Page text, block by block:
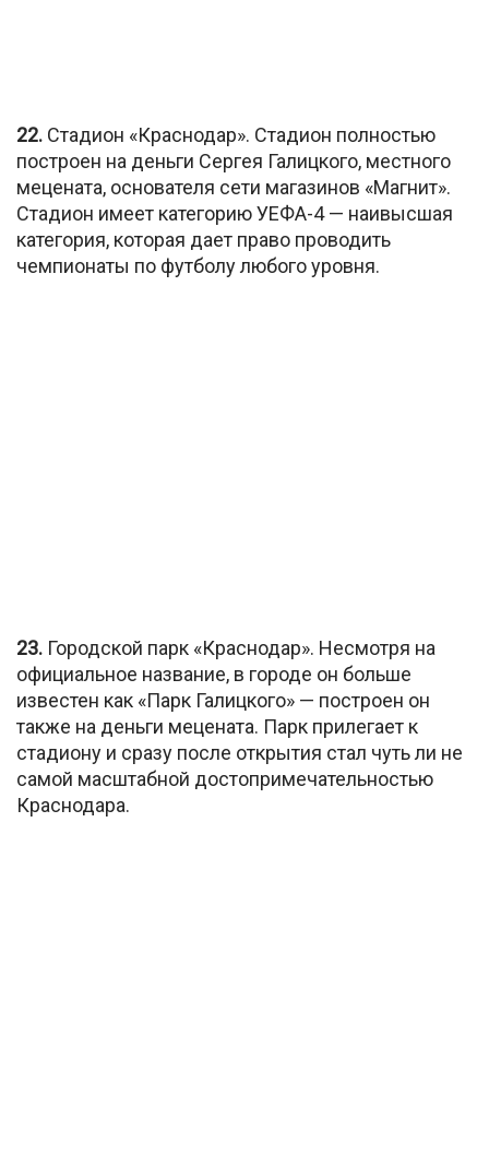
22. Стадион «Краснодар». Стадион полностью
построен на деньги Сергея Галицкого, местного
мецената, основателя сети магазинов «Магнит».
Стадион имеет категорию УЕФА-4 — наивысшая
категория, которая дает право проводить
чемпионаты по футболу любого уровня.
23. Городской парк «Краснодар». Несмотря на
официальное название, в городе он больше
известен как «Парк Галицкого» — построен он
также на деньги мецената. Парк прилегает к
стадиону и сразу после открытия стал чуть ли не
самой масштабной достопримечательностью
Краснодара.